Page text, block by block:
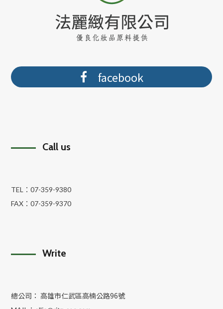
facebook
Call us
TEL：07-359-9380
FAX：07-359-9370
Write
總公司： 高雄市仁武區高楠公路96號